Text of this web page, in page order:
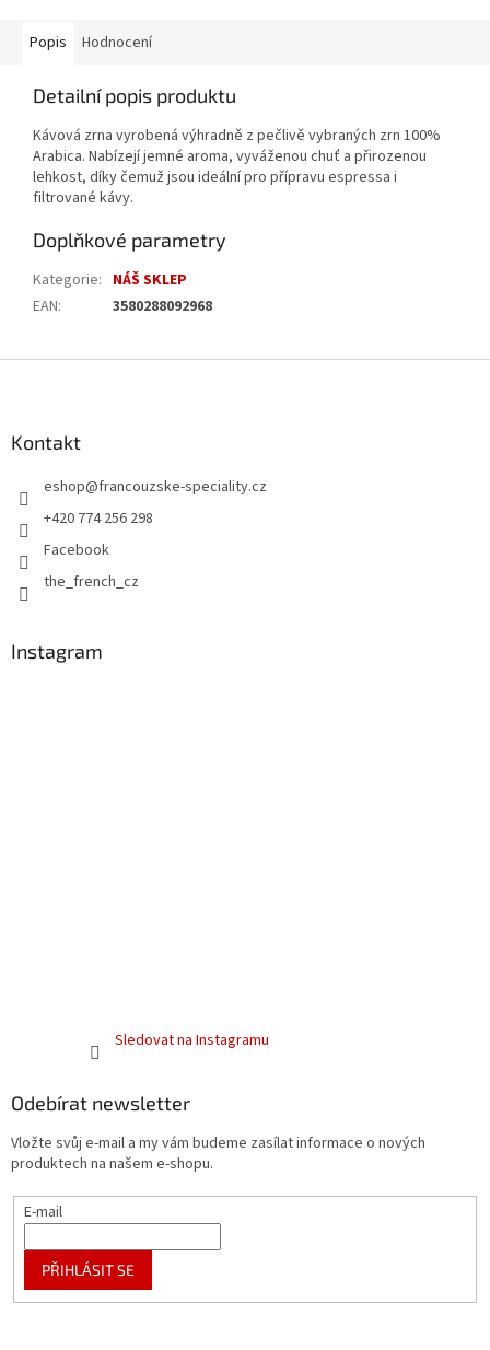
Popis Hodnocení
Detailní popis produktu
Kávová zrna vyrobená výhradně z pečlivě vybraných zrn 100%
Arabica. Nabízejí jemné aroma, vyváženou chuť a přirozenou
lehkost, díky čemuž jsou ideální pro přípravu espressa i
filtrované kávy.
Doplňkové parametry
Kategorie: NÁŠ SKLEP
EAN: 3580288092968
Kontakt
eshop@francouzske-speciality.cz
+420 774 256 298
Facebook
the_french_cz
Instagram
Sledovat na Instagramu
Odebírat newsletter
Vložte svůj e-mail a my vám budeme zasílat informace o nových
produktech na našem e-shopu.
E-mail
PŘIHLÁSIT SE